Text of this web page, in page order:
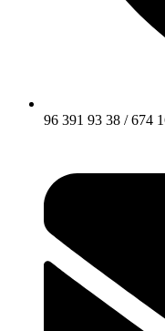
96 391 93 38 / 674